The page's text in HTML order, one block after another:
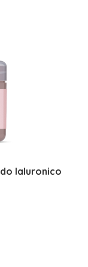
Ialuronico